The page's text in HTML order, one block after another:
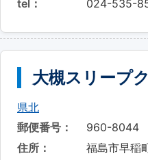
tel：
024-535-
大槻スリープ
県北
郵便番号：
960-8044
住所：
福島市早稲